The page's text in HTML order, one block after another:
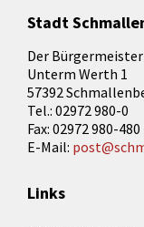
Stadt
Der Bürgermeister
Unterm Werth 1
57392
Tel.: 02972 980-0
Fax: 02972 980-480
E-Mail:
Links